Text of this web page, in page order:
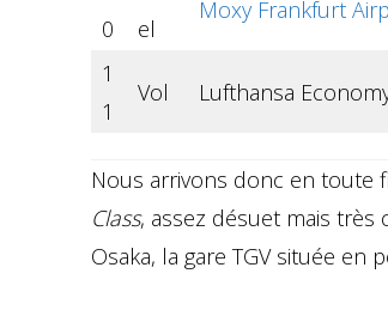
0
el
Moxy Frankfurt
1
1
Vol Lufthansa
Nous arrivons donc en toute
Class, assez désuet mais très
Osaka, la gare TGV située en